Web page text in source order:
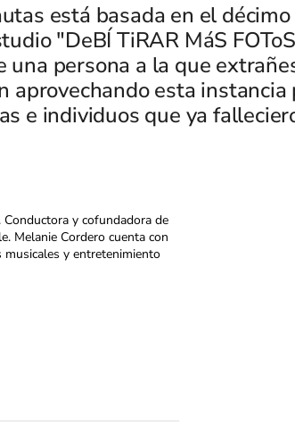
está basada en el
"DeBÍ TiRAR MáS
persona a la que
aprovechando esta instancia
e individuos que ya
Conductora y cofundadora de
Melanie Cordero cuenta con
musicales y entretenimiento